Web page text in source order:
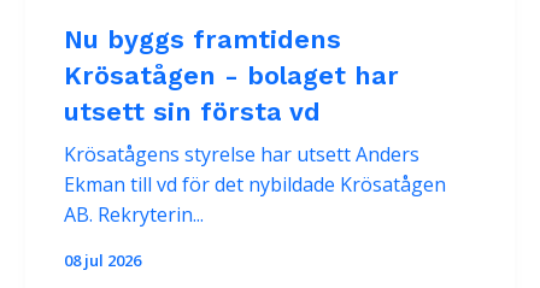
Nu byggs framtidens
Krösatågen - bolaget har
utsett sin första vd
Krösatågens styrelse har utsett Anders
Ekman till vd för det nybildade Krösatågen
AB. Rekryterin...
08 jul 2026